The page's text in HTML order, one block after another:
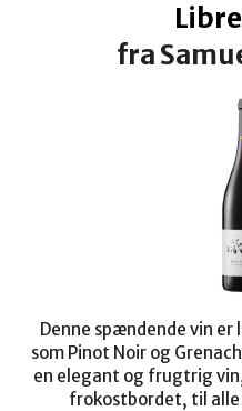
fra
Denne spændende vin
som Pinot Noir og
en elegant og frugtrig
frokostbordet, til